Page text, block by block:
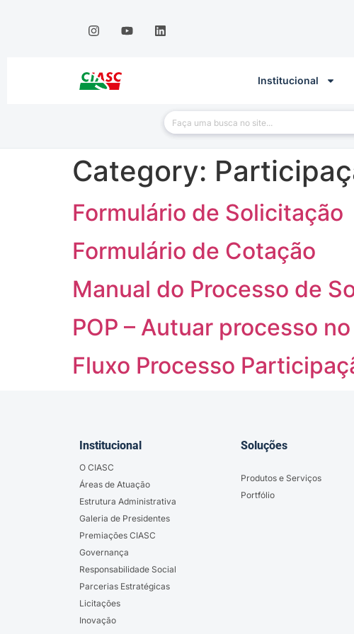
Institucional
Category:
Formulário de Solicitação
Formulário de Cotação
Manual do Processo de
POP – Autuar processo no
Fluxo Processo
Institucional
O CIASC
Áreas de Atuação
Estrutura Administrativa
Galeria de Presidentes
Premiações CIASC
Governança
Responsabilidade Social
Parcerias Estratégicas
Licitações
Inovação
Soluções
Produtos e Serviços
Portfólio